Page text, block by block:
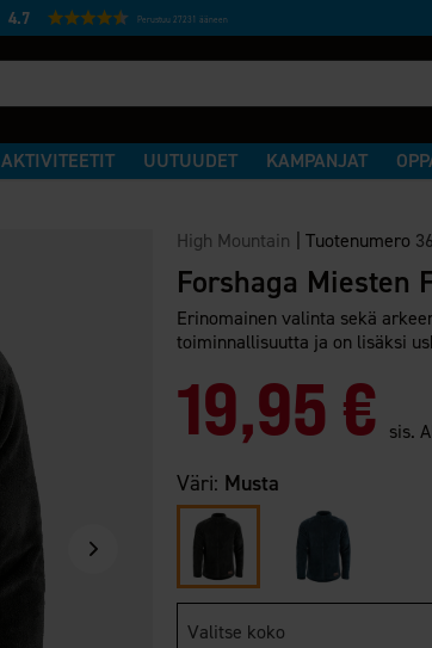
4.7 Perustuu 27231 ääneen
AKTIVITEETIT UUTUUDET KAMPANJAT
High Mountain |Tuotenumero
Forshaga Miesten
Erinomainen valinta sekä
toiminnallisuutta ja on lisäksi
19,95 € sis.
Väri: Musta
Valitse koko